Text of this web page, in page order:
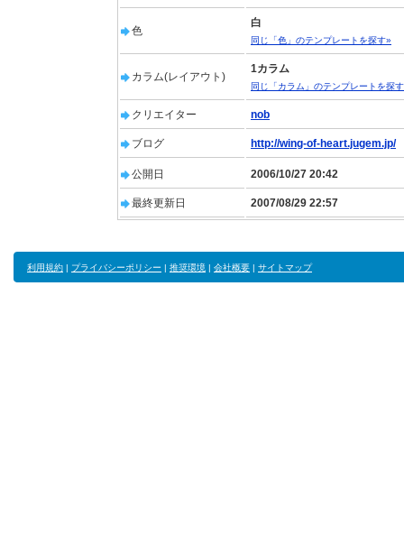
色
白
同じ「色」のテンプレートを探す»
カラム(レイアウト)
1カラム
同じ「カラム」のテンプレートを探
クリエイター nob
ブログ http://wing-of-heart.jugem.jp/
公開日 2006/10/27 20:42
最終更新日 2007/08/29 22:57
利用規約 | プライバシーポリシー | 推奨環境 | 会社概要 | サイトマップ